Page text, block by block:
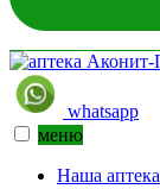
whatsapp
меню
Наша аптека